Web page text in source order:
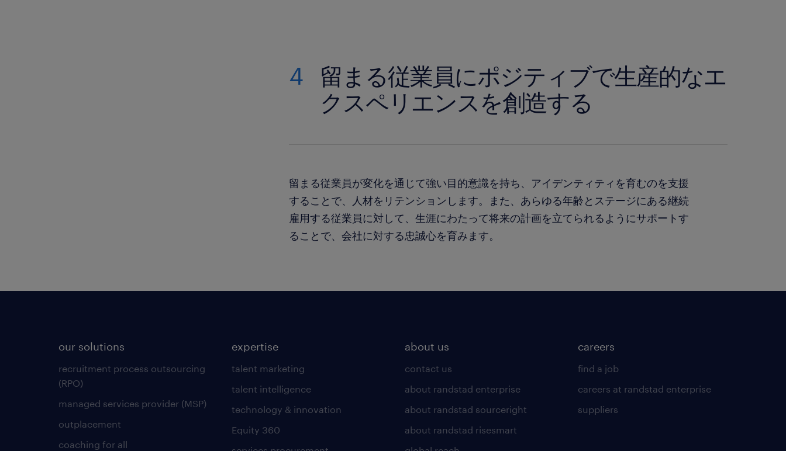
4
留まる従業員にポジティブで生産的なエ
クスペリエンスを創造する
留まる従業員が変化を通じて強い目的意識を持ち、アイデンティティを育むのを支援
することで、人材をリテンションします。また、あらゆる年齢とステージにある継続
雇用する従業員に対して、生涯にわたって将来の計画を立てられるようにサポートす
ることで、会社に対する忠誠心を育みます。
our solutions
recruitment process outsourcing
(RPO)
managed services provider (MSP)
outplacement
coaching for all
expertise
talent marketing
talent intelligence
technology & innovation
Equity 360
about us
contact us
about randstad enterprise
about randstad sourceright
about randstad risesmart
careers
find a job
careers at randstad enterprise
suppliers